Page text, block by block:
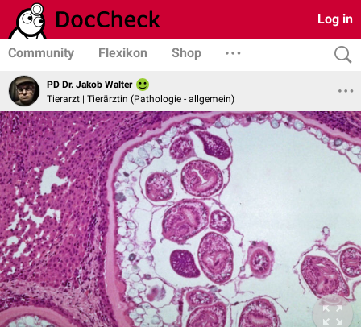
Log in
Community Flexikon Shop
PD Dr. Jakob Walter
Tierarzt | Tierärztin (Pathologie - allgemein)